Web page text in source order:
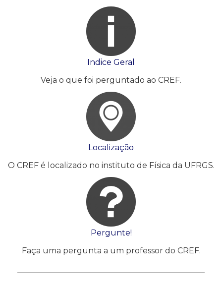
Indice Geral
Veja o que foi perguntado ao CREF.
Localização
O CREF é localizado no instituto de Física da UFRGS.
Pergunte!
Faça uma pergunta a um professor do CREF.